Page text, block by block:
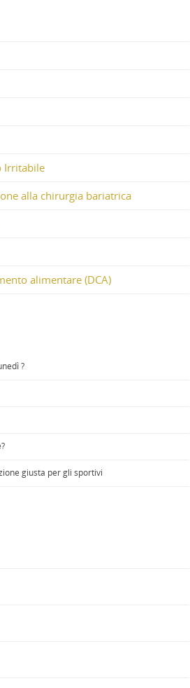
Irritabile
alla chirurgia bariatrica
alimentare (DCA)
?
giusta per gli sportivi